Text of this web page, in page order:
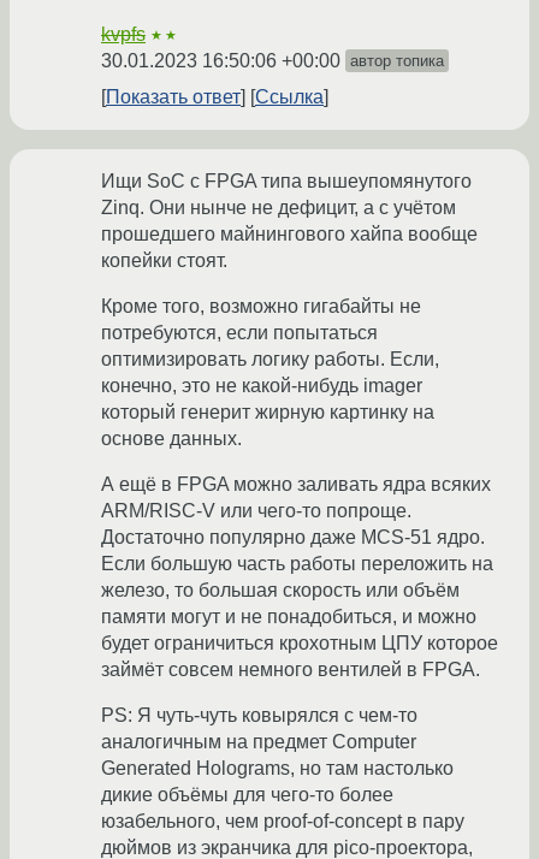
kvpfs ★★
30.01.2023 16:50:06 +00:00 автор топика
Показать ответ Ссылка
Ищи SoC с FPGA типа вышеупомянутого
Zinq. Они нынче не дефицит, а с учётом
прошедшего майнингового хайпа вообще
копейки стоят.
Кроме того, возможно гигабайты не
потребуются, если попытаться
оптимизировать логику работы. Если,
конечно, это не какой-нибудь imager
который генерит жирную картинку на
основе данных.
А ещё в FPGA можно заливать ядра всяких
ARM/RISC-V или чего-то попроще.
Достаточно популярно даже MCS-51 ядро.
Если большую часть работы переложить на
железо, то большая скорость или объём
памяти могут и не понадобиться, и можно
будет ограничиться крохотным ЦПУ которое
займёт совсем немного вентилей в FPGA.
PS: Я чуть-чуть ковырялся с чем-то
аналогичным на предмет Computer
Generated Holograms, но там настолько
дикие объёмы для чего-то более
юзабельного, чем proof-of-concept в пару
дюймов из экранчика для pico-проектора,